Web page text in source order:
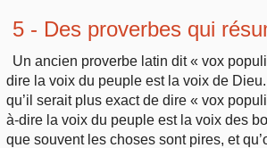
5 - Des proverbes qui
Un ancien proverbe latin dit « vox
dire la voix du peuple est la voix de
qu’il serait plus exact de dire « vox
à-dire la voix du peuple est la voix des
que souvent les choses sont pires, et